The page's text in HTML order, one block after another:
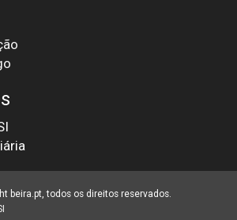
beira.pt, todos os direitos reservados.